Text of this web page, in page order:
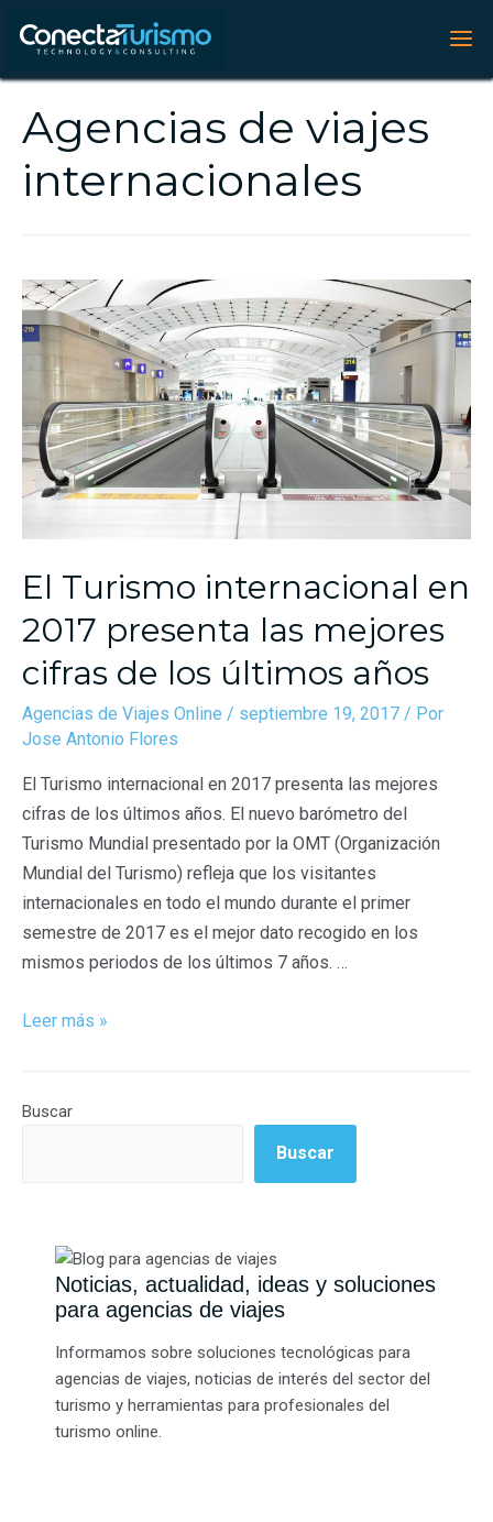
Agencias de viajes
internacionales
El Turismo internacional en
2017 presenta las mejores
cifras de los últimos años
Agencias de Viajes Online / septiembre 19, 2017 / Por
Jose Antonio Flores
El Turismo internacional en 2017 presenta las mejores
cifras de los últimos años. El nuevo barómetro del
Turismo Mundial presentado por la OMT (Organización
Mundial del Turismo) refleja que los visitantes
internacionales en todo el mundo durante el primer
semestre de 2017 es el mejor dato recogido en los
mismos periodos de los últimos 7 años. …
Leer más »
Buscar
Buscar
Noticias, actualidad, ideas y soluciones
para agencias de viajes
Informamos sobre soluciones tecnológicas para
agencias de viajes, noticias de interés del sector del
turismo y herramientas para profesionales del
turismo online.